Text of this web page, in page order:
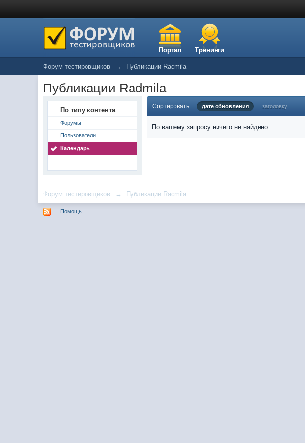
Портал Тренинги
Форум тестировщиков → Публикации Radmila
Публикации Radmila
По типу контента
Форумы
Пользователи
Календарь
Сортировать дате обновления заголовку
По вашему запросу ничего не найдено.
Форум тестировщиков → Публикации Radmila
Помощь